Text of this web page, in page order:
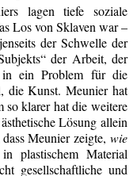
lagen tiefe soziale
Los von Sklaven war –
der Schwelle der
der Arbeit, der
in ein Problem für die
die Kunst. Meunier hat
so klarer hat die weitere
Lösung allein
Meunier zeigte, wie
plastischem Material
gesellschaftliche und